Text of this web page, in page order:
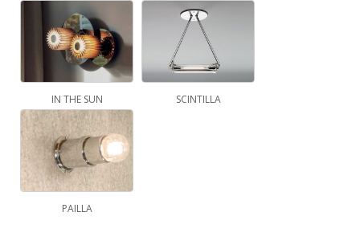
IN THE SUN SCINTILLA
PAILLA